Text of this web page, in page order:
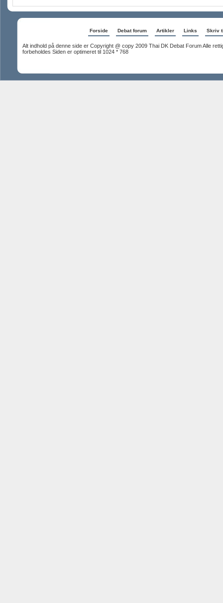
Forside Debat forum Artikler Links Skriv
Alt indhold på denne side er Copyright @ copy 2009 Thai DK Debat Forum Alle
forbeholdes Siden er optimeret til 1024 * 768